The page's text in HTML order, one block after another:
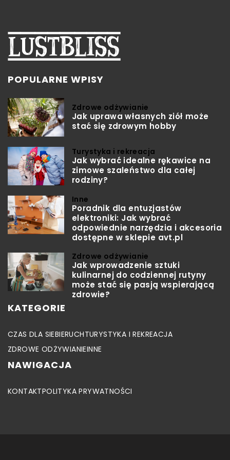
POPULARNE WPISY
Zdrowe odżywianie
Jak uprawa własnych ziół może
stać się zdrowym hobby
Turystyka i rekreacja
Jak wybrać idealne rękawice na
zimowe szaleństwo dla całej
rodziny?
Inne
Poradnik dla entuzjastów
elektroniki: Jak wybrać
odpowiednie narzędzia i akcesoria
dostępne w sklepie avt.pl
Zdrowe odżywianie
Jak wprowadzenie sztuki
kulinarnej do codziennej rutyny
może stać się pasją wspierającą
zdrowie?
KATEGORIE
CZAS DLA SIEBIERUCHTURYSTYKA I REKREACJA
ZDROWE ODŻYWIANIEINNE
NAWIGACJA
KONTAKTPOLITYKA PRYWATNOŚCI